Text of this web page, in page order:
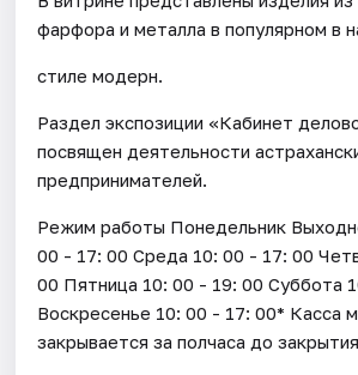
фарфора и металла в популярном в
стиле модерн.
Раздел экспозиции «Кабинет
посвящен деятельности
предпринимателей.
Режим работы Понедельник
00 - 17: 00 Среда 10: 00 - 17: 00
00 Пятница 10: 00 - 19: 00 Суббота
Воскресенье 10: 00 - 17: 00* Касса
закрывается за полчаса до